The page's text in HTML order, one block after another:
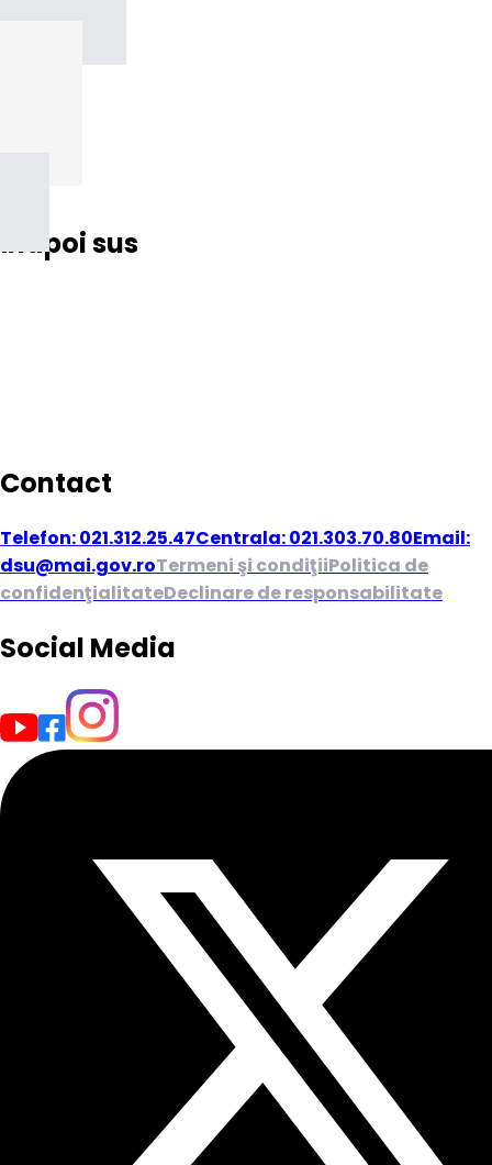
Înapoi sus
Contact
Telefon: 021.312.25.47Centrala: 021.303.70.80Email:
dsu@mai.gov.roTermeni şi condiţiiPolitica de
confidenţialitateDeclinare de responsabilitate
Social Media